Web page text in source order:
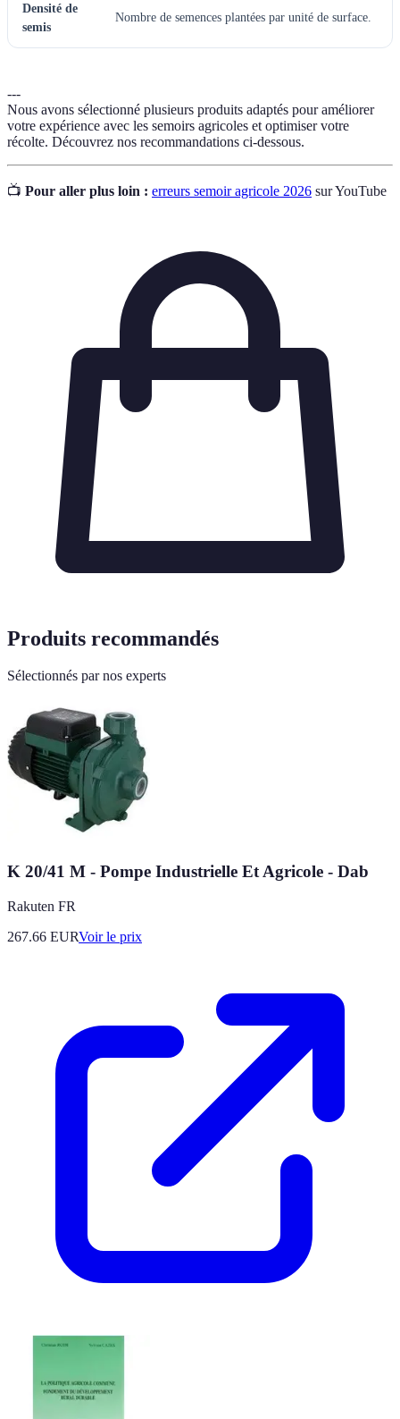
Densité de
semis
Nombre de semences plantées par unité de surface.
---
Nous avons sélectionné plusieurs produits adaptés pour améliorer
votre expérience avec les semoirs agricoles et optimiser votre
récolte. Découvrez nos recommandations ci-dessous.
📺 Pour aller plus loin : erreurs semoir agricole 2026 sur YouTube
Produits recommandés
Sélectionnés par nos experts
K 20/41 M - Pompe Industrielle Et Agricole - Dab
Rakuten FR
267.66 EURVoir le prix